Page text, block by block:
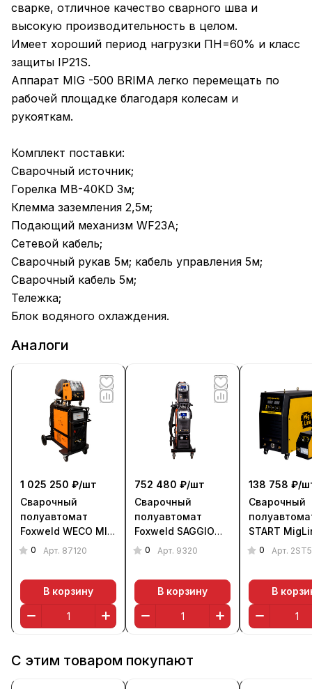
сварке, отличное качество сварного шва и
высокую производительность в целом.
Имеет хороший период нагрузки ПН=60% и класс
защиты IP21S.
Аппарат MIG -500 BRIMA легко перемещать по
рабочей площадке благодаря колесам и
рукояткам.
Комплект поставки:
Сварочный источник;
Горелка MB-40KD 3м;
Клемма заземления 2,5м;
Подающий механизм WF23A;
Сетевой кабель;
Сварочный рукав 5м; кабель управления 5м;
Сварочный кабель 5м;
Тележка;
Блок водяного охлаждения.
Аналоги
1 025 250 ₽/шт
Сварочный
полуавтомат
Foxweld WECO MIG
503 (380 В)
0 Арт. 87120
В корзину
752 480 ₽/шт
Сварочный
полуавтомат
Foxweld SAGGIO
MIG 507 AC DC DP
0 Арт. 9320
В корзину
138 758 ₽/
Сварочный
START
5000 (380 В)
0 Арт.
В
С этим товаром покупают